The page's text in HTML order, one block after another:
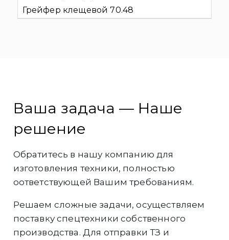
Грейфер клещевой 70.48
Ваша задача — Наше
решение
Обратитесь в нашу компанию для
изготовления техники, полностью
оответствующей Вашим требованиям.
Решаем сложные задачи, осуществляем
поставку спецтехники собственного
производства. Для отправки ТЗ и